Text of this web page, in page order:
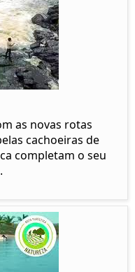
as novas rotas
cachoeiras de
completam o seu